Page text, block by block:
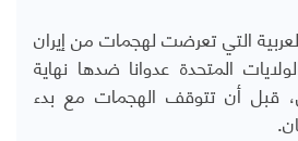
التي تعرضت لهجمات من إيران
المتحدة عدوانا ضدها نهاية
قبل أن تتوقف الهجمات مع بدء